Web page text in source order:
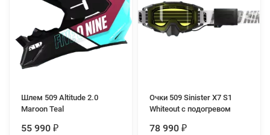
Шлем 509 Altitude 2.0
Maroon Teal
55 990 ₽
Очки 509 Sinister X7 S1
Whiteout с подогревом
78 990 ₽